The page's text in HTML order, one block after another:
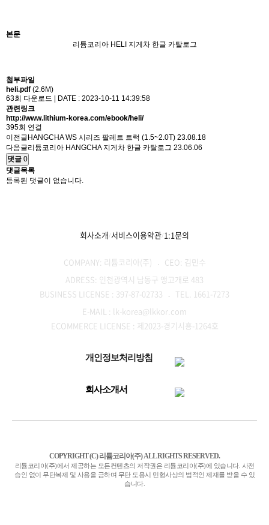
본문
리튬코리아 HELI 지게차 한글 카탈로그
첨부파일
heli.pdf (2.6M)
63회 다운로드 | DATE : 2023-10-11 14:39:58
관련링크
http://www.lithium-korea.com/ebook/heli/
395회 연결
이전글 HANGCHA WS 시리즈 팔레트 트럭 (1.5~2.0T) 23.08.18
다음글리튬코리아 HANGCHA 지게차 한글 카탈로그 23.06.06
댓글 0
댓글목록
등록된 댓글이 없습니다.
회사소개/서비스이용약관/1:1문의
COMPANY: 리튬코리아(주)
CEO: 김민수
ADRESS: 인천광역시 남동구 앵고개로 483
BUSINESS LICENSE : 397-87-02733
TEL. 1661-7273
E-MAIL : lk-korea@lkkor.com
ECOMMERCE LICENSE : 제2023-경기시흥-1264호
개인정보처리방침
회사소개서
COPYRIGHT (C) 리튬코리아(주) ALL RIGHTS RESERVED.
리튬코리아(주)에서 제공하는 모든컨텐츠의 저작권은 리튬코리아(주)에 있습니다. 사전
승인 없이 무단복제 및 사용을 금하며 무단 도용시 민형사상의 법적인 제재를 받을 수 있
습니다.